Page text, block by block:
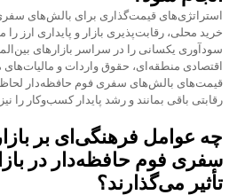
استراتژی‌های قیمت‌گذاری برای بالش‌های
خرید محلی، رقابت‌پذیری بازار و پایداری ارز
سودآوری یکسانی را در سراسر بازارهای
اقتصادی منطقه‌ای، حقوق واردات و مالیات‌های
قیمت‌های بالش‌های سفری فوم حافظه‌دار
رقابتی باقی بمانند و رشد پایدار کسب‌وکار را
چه عوامل فرهنگی‌ای بر
سفری فوم حافظه‌دار در
تأثیر می‌گذارند؟